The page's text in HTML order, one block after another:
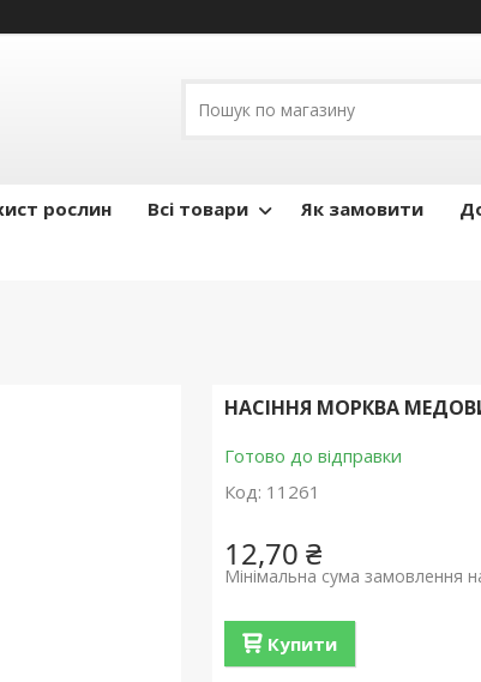
рослин Всі товари Як замовити
НАСІННЯ МОРКВА
Готово до відправки
Код: 11261
12,70 ₴
Мінімальна сума замовлення
Купити